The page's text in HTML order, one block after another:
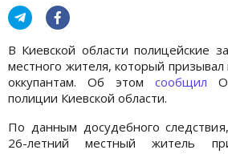
В Киевской области полицейские
местного жителя, который призывал
оккупантам. Об этом сообщил
полиции Киевской области.
По данным досудебного
26-летний местный житель